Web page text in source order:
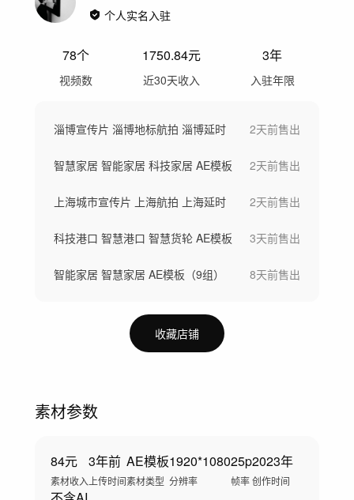
个人实名入驻
78个
视频数
1750.84元
近30天收入
3年
入驻年限
淄博宣传片 淄博地标航拍 淄博延时 2天前售出
智慧家居 智能家居 科技家居 AE模板 2天前售出
上海城市宣传片 上海航拍 上海延时 2天前售出
科技港口 智慧港口 智慧货轮 AE模板 3天前售出
智能家居 智慧家居 AE模板（9组） 8天前售出
收藏店铺
素材参数
84元
素材收入
3年前
上传时间
AE模板
素材类型
1920*1080
分辨率
25p
帧率
2023年
创作时间